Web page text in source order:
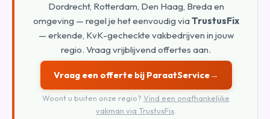
Dordrecht, Rotterdam, Den Haag, Breda en
omgeving — regel je het eenvoudig viaTrustusFix
— erkende, KvK-gecheckte vakbedrijven in jouw
regio. Vraag vrijblijvend offertes aan.
Vraag een offerte bij ParaatService→
Woont u buiten onze regio? Vind een onafhankelijke
vakman via TrustusFix